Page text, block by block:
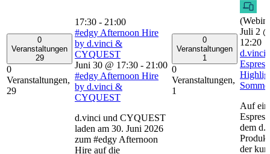
0
Veranstaltungen
29
0
Veranstaltungen,
29
17:30 - 21:00
#edgy Afternoon Hire
by d.vinci &
CYQUEST
Juni 30 @ 17:30 - 21:00
#edgy Afternoon Hire
by d.vinci &
CYQUEST
d.vinci und CYQUEST
laden am 30. Juni 2026
zum #edgy Afternoon
Hire auf die
0
Veranstaltungen
1
0
Veranstaltungen,
1
Juli 2
12:20
d.vinci
Auf
dem
der